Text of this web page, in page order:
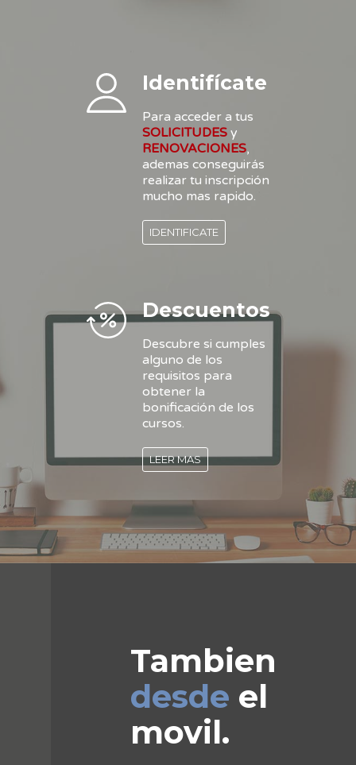
Identifícate
Para acceder a tus
SOLICITUDES y
RENOVACIONES,
ademas conseguirás
realizar tu inscripción
mucho mas rapido.
IDENTIFICATE
Descuentos
Descubre si cumples
alguno de los
requisitos para
obtener la
bonificación de los
cursos.
LEER MAS
Tambien
desde el
movil.